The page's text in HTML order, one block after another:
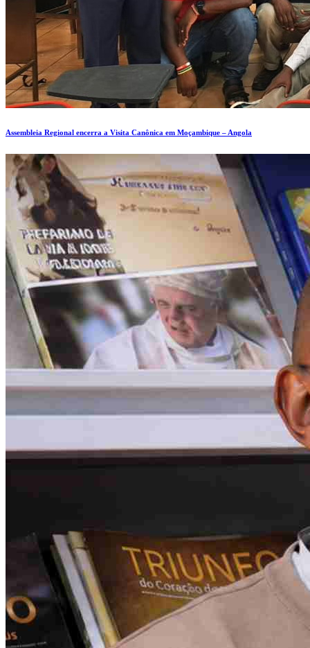
Assembleia Regional encerra a Visita Canônica em Moçambique – Angola